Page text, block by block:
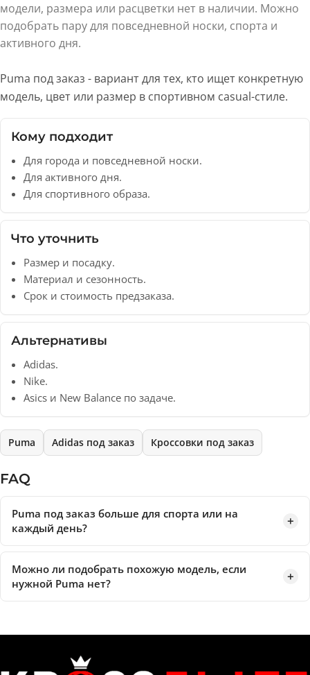
модели, размера или расцветки нет в наличии. Можно
подобрать пару для повседневной носки, спорта и
активного дня.
Puma под заказ - вариант для тех, кто ищет конкретную
модель, цвет или размер в спортивном casual-стиле.
Кому подходит
Для города и повседневной носки.
Для активного дня.
Для спортивного образа.
Что уточнить
Размер и посадку.
Материал и сезонность.
Срок и стоимость предзаказа.
Альтернативы
Adidas.
Nike.
Asics и New Balance по задаче.
Puma Adidas под заказ Кроссовки под заказ
FAQ
Puma под заказ больше для спорта или на
каждый день?
Можно ли подобрать похожую модель, если
нужной Puma нет?